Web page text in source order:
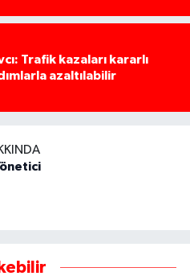
Trafik kazaları kararlı
azaltılabilir